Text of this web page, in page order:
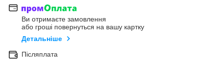
Ви отримаєте замовлення
або гроші повернуться на вашу картку
Детальніше
Післяплата